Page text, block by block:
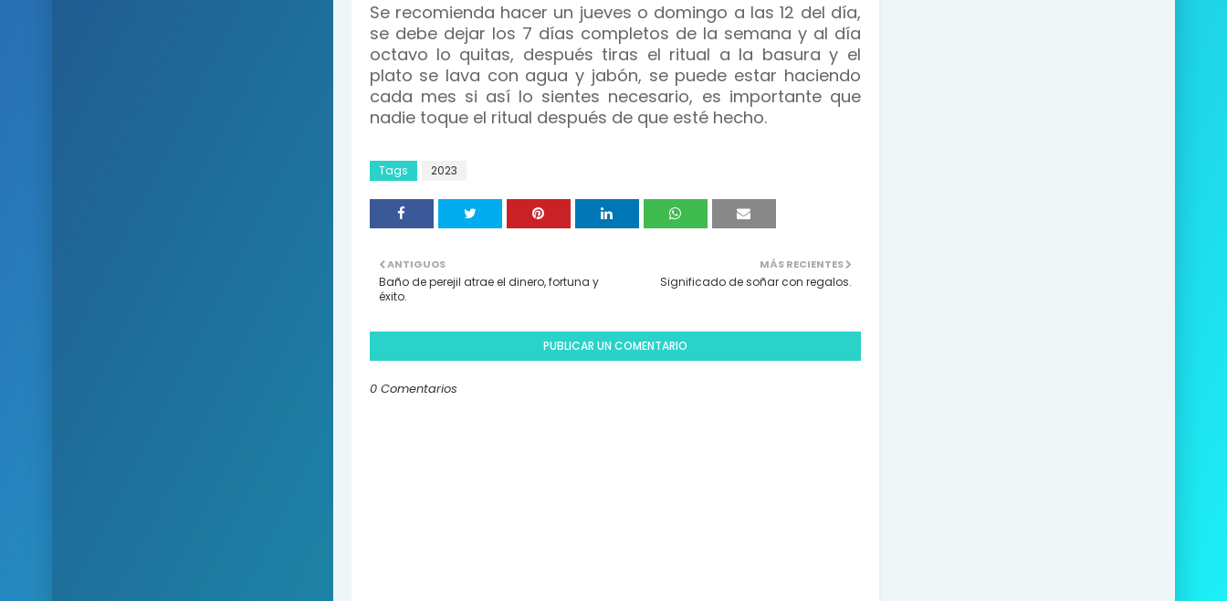
Se recomienda hacer un jueves o domingo a las 12 del día,
se debe dejar los 7 días completos de la semana y al día
octavo lo quitas, después tiras el ritual a la basura y el
plato se lava con agua y jabón, se puede estar haciendo
cada mes si así lo sientes necesario, es importante que
nadie toque el ritual después de que esté hecho.
Tags 2023
MÁS RECIENTES
Significado de soñar con regalos.
ANTIGUOS
Baño de perejil atrae el dinero, fortuna y
éxito.
PUBLICAR UN COMENTARIO
0 Comentarios